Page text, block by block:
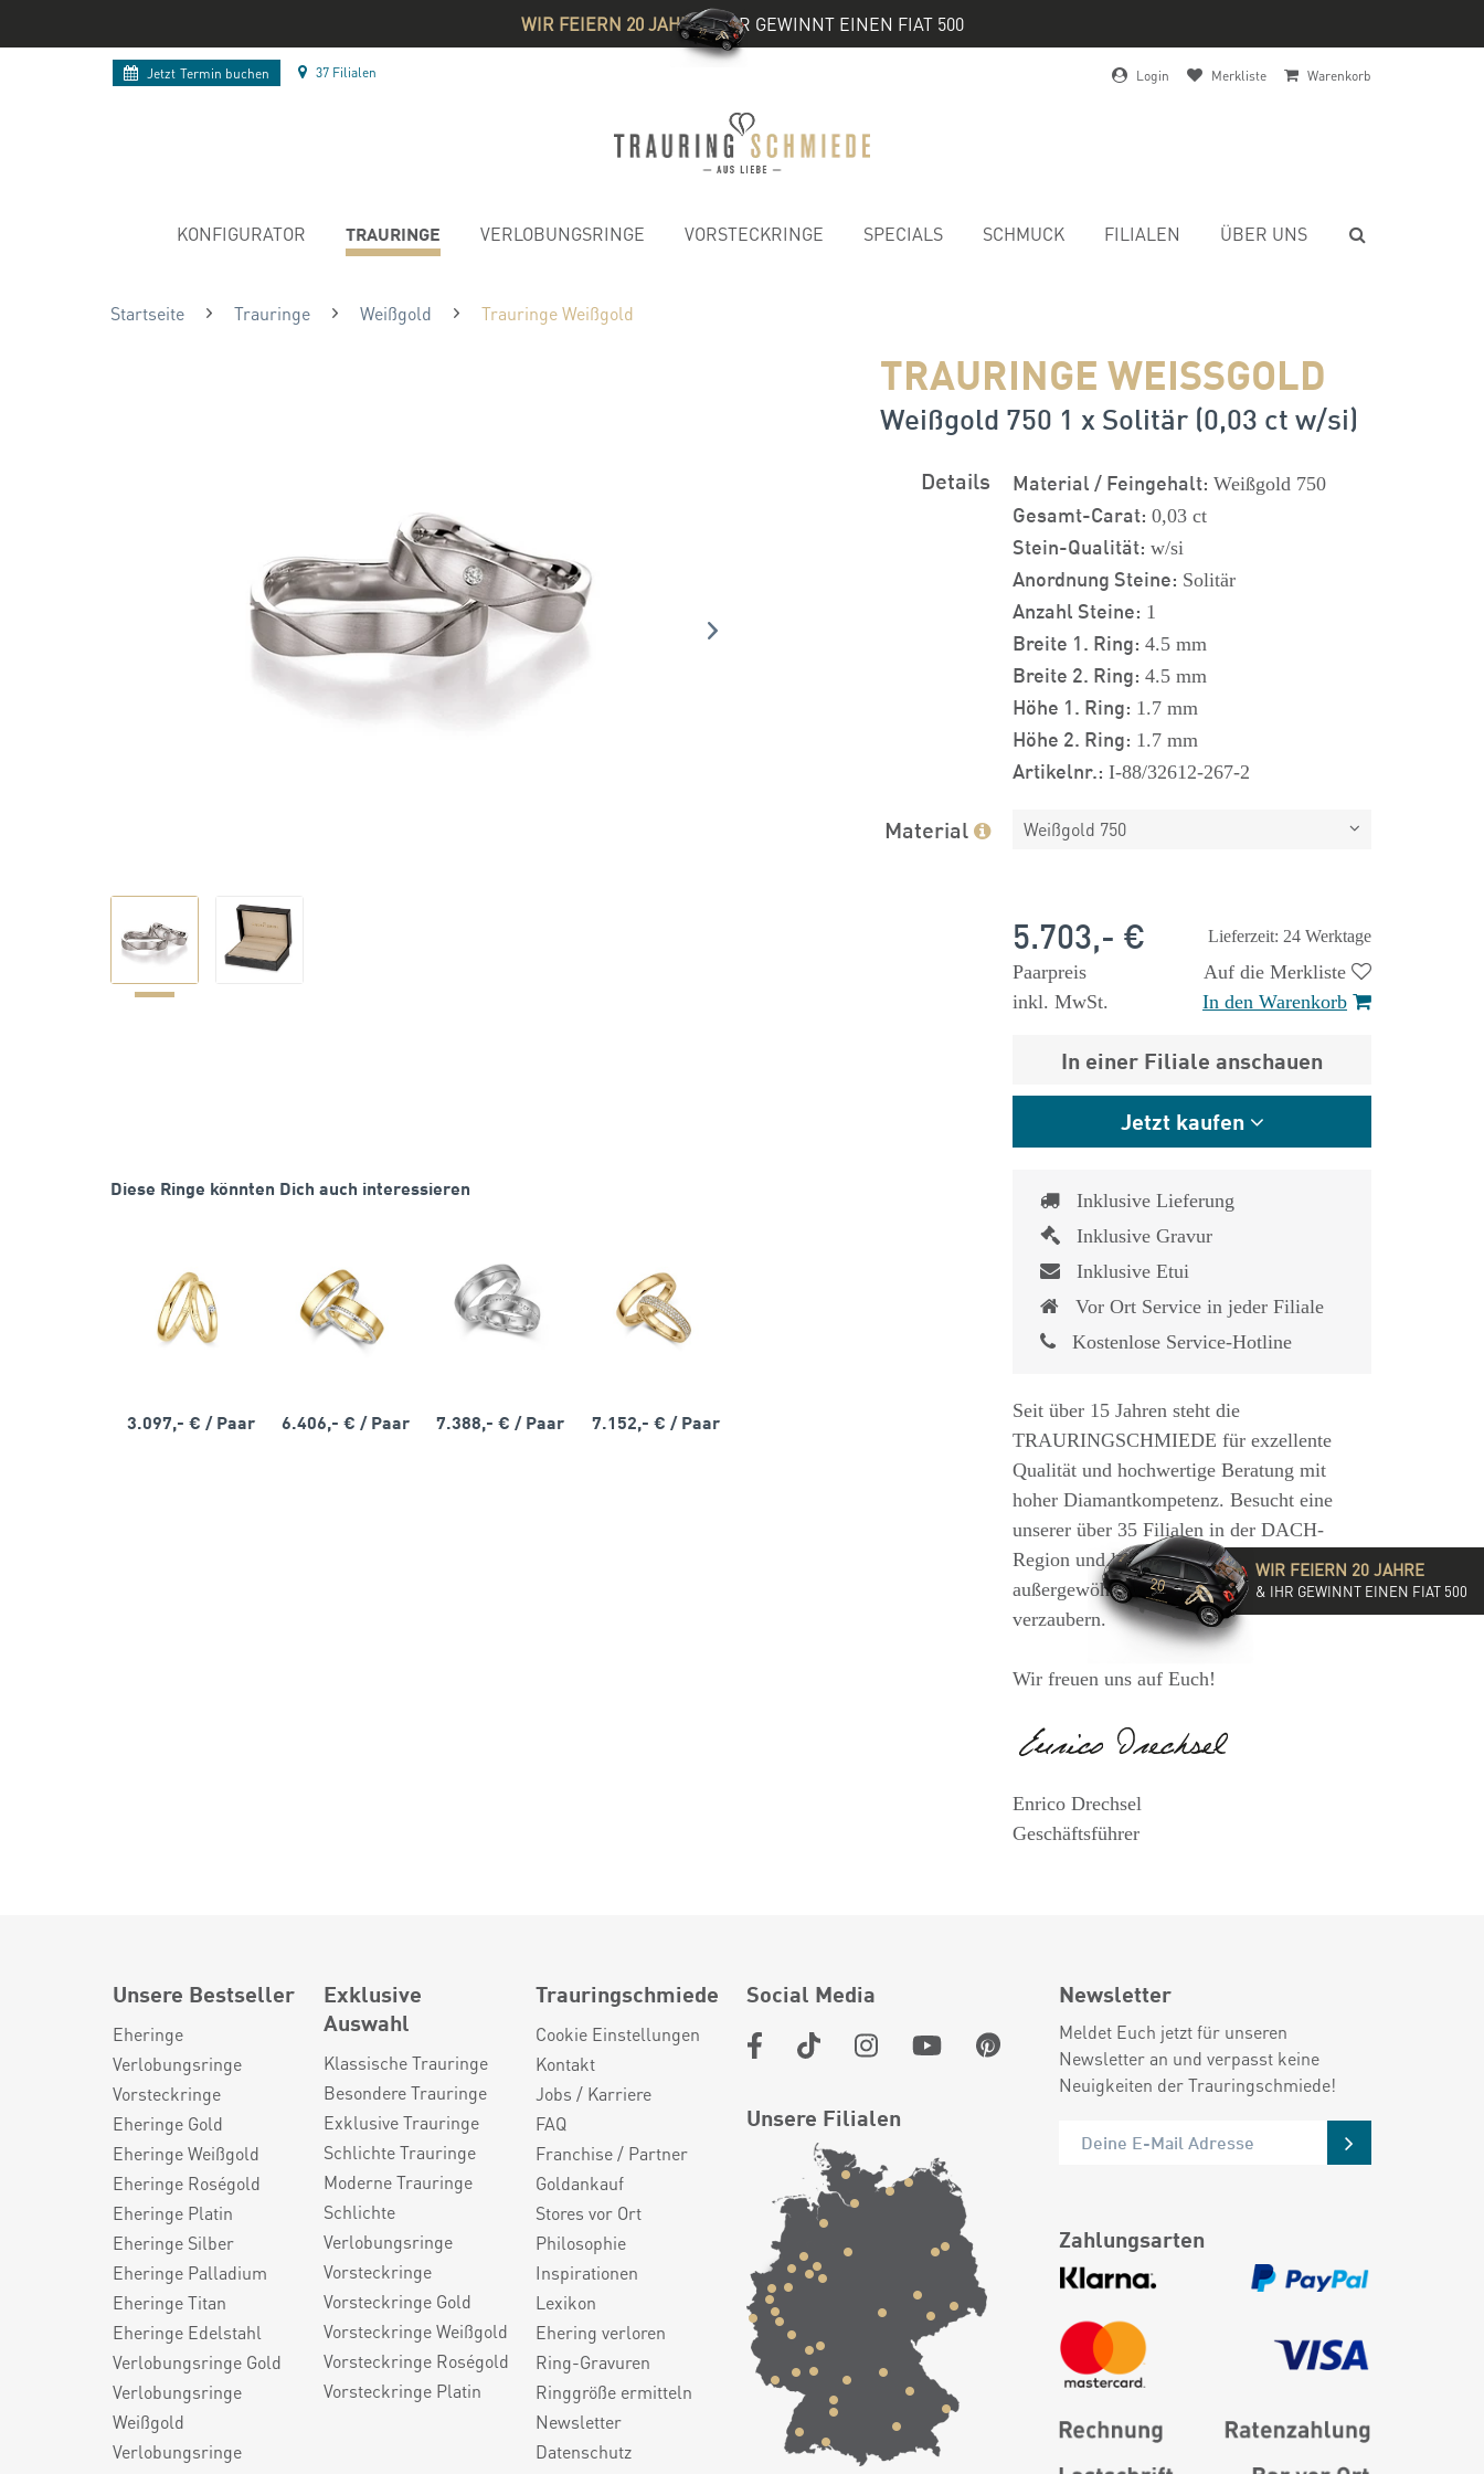
WIR FEIERN 20 JAHRE& IHR GEWINNT EINEN FIAT 500
Jetzt Termin buchen 37 Filialen Login Merkliste Warenkorb
KONFIGURATOR TRAURINGE VERLOBUNGSRINGE VORSTECKRINGE SPECIALS SCHMUCK FILIALEN ÜBER UNS
Startseite Trauringe Weißgold Trauringe Weißgold
TRAURINGE WEISSGOLD
Weißgold 750 1 x Solitär (0,03 ct w/si)
Diese Ringe könnten Dich auch interessieren
3.097,- € / Paar 6.406,- €/ Paar 7.388,- €/ Paar 7.152,- € / Paar
Details Material / Feingehalt: Weißgold 750
Gesamt-Carat: 0,03 ct
Stein-Qualität: w/si
Anordnung Steine: Solitär
Anzahl Steine: 1
Breite 1. Ring: 4.5 mm
Breite 2. Ring: 4.5 mm
Höhe 1. Ring: 1.7 mm
Höhe 2. Ring: 1.7 mm
Artikelnr.: I-88/32612-267-2
Material Weißgold 750
Lieferzeit: 24 Werktage
5.703,- €
Paarpreis
inkl. MwSt.
Auf die Merkliste
In den Warenkorb
In einer Filiale anschauen
Jetzt kaufen
Inklusive Lieferung
Inklusive Gravur
Inklusive Etui
Vor Ort Service in jeder Filiale
Kostenlose Service-Hotline
Seit über 15 Jahren steht die
TRAURINGSCHMIEDE für exzellente
Qualität und hochwertige Beratung mit
hoher Diamantkompetenz. Besucht eine
unserer über 35 Filialen in der DACH-
Region und lasst Euch von der
außergewöhnlichen Vielfalt unserer Ringe
verzaubern.
Wir freuen uns auf Euch!
Enrico Drechsel
Geschäftsführer
Unsere Bestseller
Eheringe
Verlobungsringe
Vorsteckringe
Eheringe Gold
Eheringe Weißgold
Eheringe Roségold
Eheringe Platin
Eheringe Silber
Eheringe Palladium
Eheringe Titan
Eheringe Edelstahl
Verlobungsringe Gold
Verlobungsringe
Weißgold
Verlobungsringe
Exklusive
Auswahl
Klassische Trauringe
Besondere Trauringe
Exklusive Trauringe
Schlichte Trauringe
Moderne Trauringe
Schlichte
Verlobungsringe
Vorsteckringe
Vorsteckringe Gold
Vorsteckringe Weißgold
Vorsteckringe Roségold
Vorsteckringe Platin
Trauringschmiede
Cookie Einstellungen
Kontakt
Jobs / Karriere
FAQ
Franchise / Partner
Goldankauf
Stores vor Ort
Philosophie
Inspirationen
Lexikon
Ehering verloren
Ring-Gravuren
Ringgröße ermitteln
Newsletter
Datenschutz
Social Media
Unsere Filialen
Newsletter
Meldet Euch jetzt für unseren
Newsletter an und verpasst keine
Neuigkeiten der Trauringschmiede!
Zahlungsarten
WIR FEIERN 20 JAHRE
& IHR GEWINNT EINEN FIAT 500